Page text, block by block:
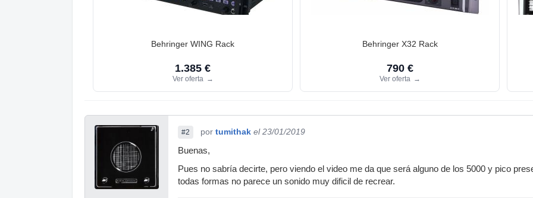
Behringer WING Rack
1.385 €
Ver oferta →
Behringer X32 Rack
790 €
Ver oferta →
#2 por tumithak el 23/01/2019
Buenas,
Pues no sabría decirte, pero viendo el video me da que será alguno de los 5000 y pico
todas formas no parece un sonido muy dificil de recrear.